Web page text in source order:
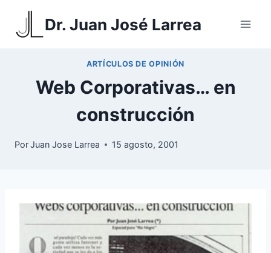
Saltar
Dr. Juan José Larrea
ARTÍCULOS DE OPINIÓN
Web Corporativas… en
construcción
PorJuan Jose Larrea 15 agosto, 2001